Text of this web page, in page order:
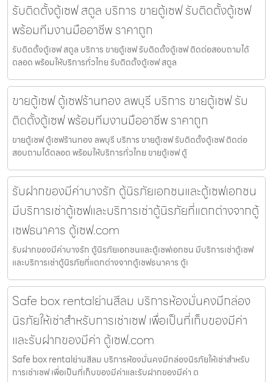
รับติดตั้งตู้เซฟ สตูล บริการ ขายตู้เซฟ รับติดตั้งตู้เซฟ
พร้อมทีมงานมืออาชีพ ราคาถูก
รับติดตั้งตู้เซฟ สตูล บริการ ขายตู้เซฟ รับติดตั้งตู้เซฟ ติดต่อสอบถามได้
ตลอด พร้อมให้บริการทั่วไทย รับติดตั้งตู้เซฟ สตูล
ขายตู้เซฟ ตู้เซฟร้านทอง ลพบุรี บริการ ขายตู้เซฟ รับ
ติดตั้งตู้เซฟ พร้อมทีมงานมืออาชีพ ราคาถูก
ขายตู้เซฟ ตู้เซฟร้านทอง ลพบุรี บริการ ขายตู้เซฟ รับติดตั้งตู้เซฟ ติดต่อ
สอบถามได้ตลอด พร้อมให้บริการทั่วไทย ขายตู้เซฟ ตู้
รับฝากของมีค่าบางรัก ตู้นิรภัยเอกชนและตู้เซฟเอกชน
มีบริการเช่าตู้เซฟและบริการเช่าตู้นิรภัยที่แตกต่างจากตู้
เซฟธนาคาร ตู้เซฟ.com
รับฝากของมีค่าบางรัก ตู้นิรภัยเอกชนและตู้เซฟเอกชน มีบริการเช่าตู้เซฟ
และบริการเช่าตู้นิรภัยที่แตกต่างจากตู้เซฟธนาคาร ตู้เ
Safe box rentalย่านสีลม บริการห้องมั่นคงมีกล่อง
นิรภัยให้เช่าสำหรับการเช่าเซฟ เพื่อเป็นที่เก็บของมีค่า
และรับฝากของมีค่า ตู้เซฟ.com
Safe box rentalย่านสีลม บริการห้องมั่นคงมีกล่องนิรภัยให้เช่าสำหรับ
การเช่าเซฟ เพื่อเป็นที่เก็บของมีค่าและรับฝากของมีค่า ต